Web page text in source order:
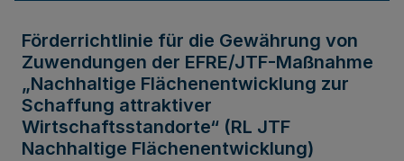
Förderrichtlinie für die Gewährung von
Zuwendungen der EFRE/JTF-Maßnahme
„Nachhaltige Flächenentwicklung zur
Schaffung attraktiver
Wirtschaftsstandorte“ (RL JTF
Nachhaltige Flächenentwicklung)